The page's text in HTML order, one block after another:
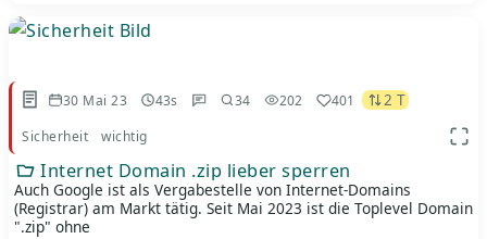
30 Mai 23 43s 34 202 401 2 T
Sicherheit wichtig
Internet Domain .zip lieber sperren
Auch Google ist als Vergabestelle von Internet-Domains
(Registrar) am Markt tätig. Seit Mai 2023 ist die Toplevel Domain
".zip" ohne